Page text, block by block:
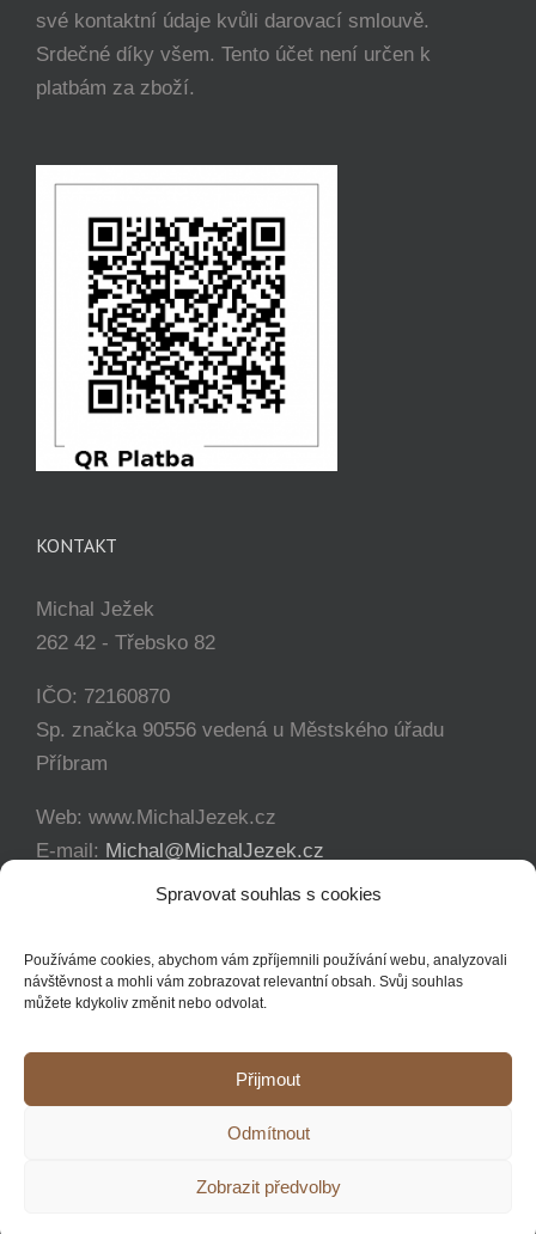
Spravovat souhlas s cookies
Používáme cookies, abychom vám zpříjemnili používání webu, analyzovali
návštěvnost a mohli vám zobrazovat relevantní obsah. Svůj souhlas
můžete kdykoliv změnit nebo odvolat.
Přijmout
Odmítnout
Zobrazit předvolby
své kontaktní údaje kvůli darovací smlouvě.
Srdečné díky všem. Tento účet není určen k
platbám za zboží.
KONTAKT
Michal Ježek
262 42 - Třebsko 82
IČO: 72160870
Sp. značka 90556 vedená u Městského úřadu
Příbram
Web: www.MichalJezek.cz
E-mail: Michal@MichalJezek.cz
+420 777 346 649
YouTubeFacebookInstagram